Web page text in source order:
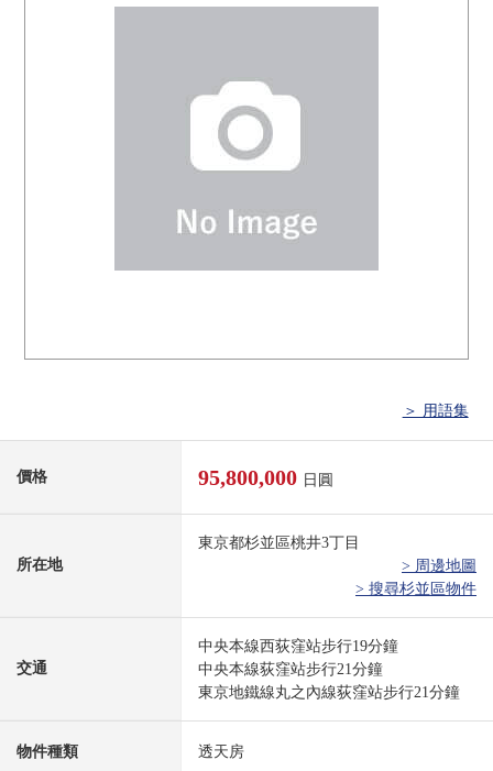
＞ 用語集
價格 95,800,000 日圓
所在地
東京都杉並區桃井3丁目
> 周邊地圖
> 搜尋杉並區物件
交通
中央本線西荻窪站步行19分鐘
中央本線荻窪站步行21分鐘
東京地鐵線丸之內線荻窪站步行21分鐘
物件種類 透天房